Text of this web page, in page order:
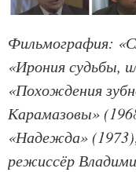
Фильмография:
«Ирония судьбы,
«Похождения
Карамазовы»
«Надежда»
режиссёр